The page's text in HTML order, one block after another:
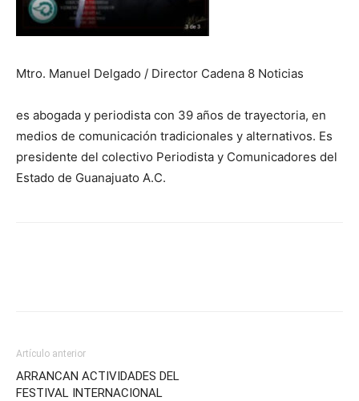
Mtro. Manuel Delgado / Director Cadena 8 Noticias
es abogada y periodista con 39 años de trayectoria, en
medios de comunicación tradicionales y alternativos. Es
presidente del colectivo Periodista y Comunicadores del
Estado de Guanajuato A.C.
Artículo anterior
ARRANCAN ACTIVIDADES DEL
FESTIVAL INTERNACIONAL